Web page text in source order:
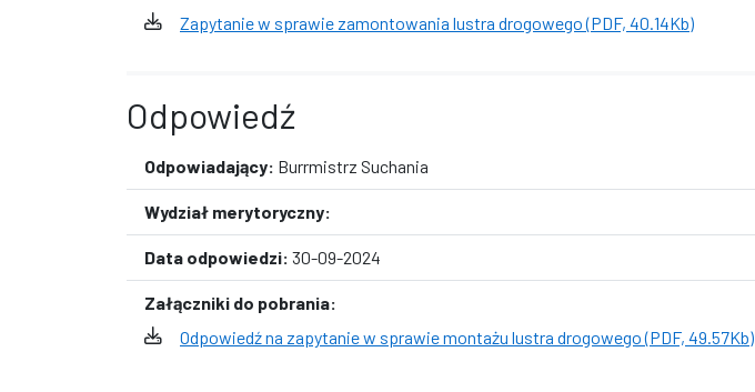
Zapytanie w sprawie zamontowania lustra drogowego (PDF, 40.14Kb)
Odpowiedź
Odpowiadający: Burrmistrz Suchania
Wydział merytoryczny:
Data odpowiedzi: 30-09-2024
Załączniki do pobrania:
Odpowiedź na zapytanie w sprawie montażu lustra drogowego (PDF, 49.57Kb)